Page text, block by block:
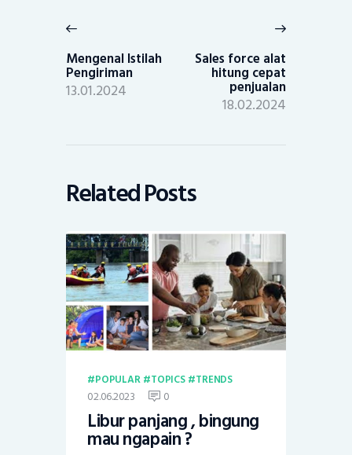
navigation
post:
Mengenal Istilah
Pengiriman
13.01.2024
Sales force alat
hitung cepat
penjualan
18.02.2024
Related Posts
POPULAR TOPICS TRENDS
02.06.2023 0
Libur panjang , bingung
mau ngapain ?